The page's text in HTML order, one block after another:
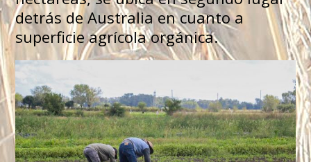
detrás de Australia en cuanto a
superficie agrícola orgánica.